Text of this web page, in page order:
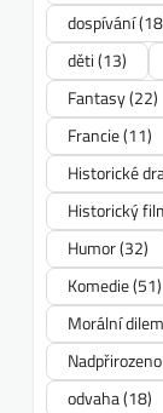
dospívání
děti(13)
Fantasy(22)
Francie(11)
Historické
Historický
Humor(32)
Komedie(51)
Morální
Nadpřirozeno
odvaha(18)